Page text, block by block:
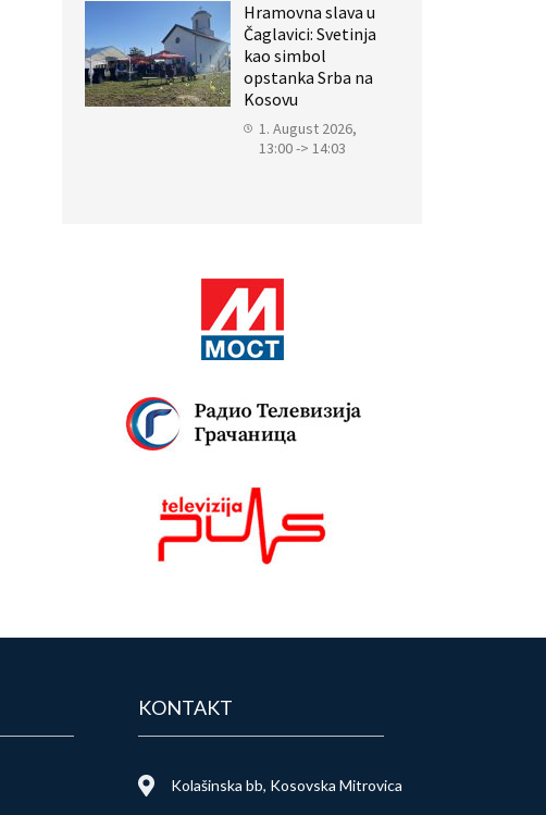
Hramovna slava u
Čaglavici: Svetinja
kao simbol
opstanka Srba na
Kosovu
1. August 2026,
13:00 -> 14:03
KONTAKT
Kolašinska bb, Kosovska Mitrovica